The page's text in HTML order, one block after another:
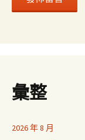
彙整
2026 年 8 月